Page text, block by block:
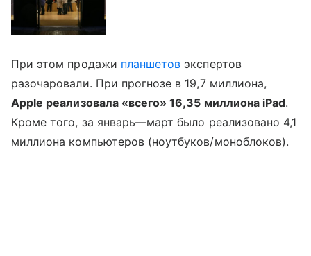
При этом продажи планшетов экспертов
разочаровали. При прогнозе в 19,7 миллиона,
Apple реализовала «всего» 16,35 миллиона iPad.
Кроме того, за январь—март было реализовано 4,1
миллиона компьютеров (ноутбуков/моноблоков).